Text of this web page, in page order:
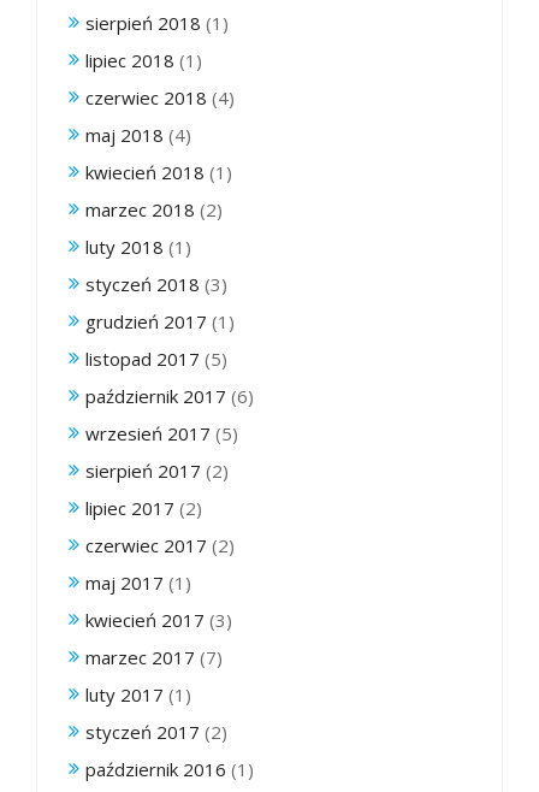
sierpień 2018 (1)
lipiec 2018 (1)
czerwiec 2018 (4)
maj 2018 (4)
kwiecień 2018 (1)
marzec 2018 (2)
luty 2018 (1)
styczeń 2018 (3)
grudzień 2017 (1)
listopad 2017 (5)
październik 2017 (6)
wrzesień 2017 (5)
sierpień 2017 (2)
lipiec 2017 (2)
czerwiec 2017 (2)
maj 2017 (1)
kwiecień 2017 (3)
marzec 2017 (7)
luty 2017 (1)
styczeń 2017 (2)
październik 2016 (1)